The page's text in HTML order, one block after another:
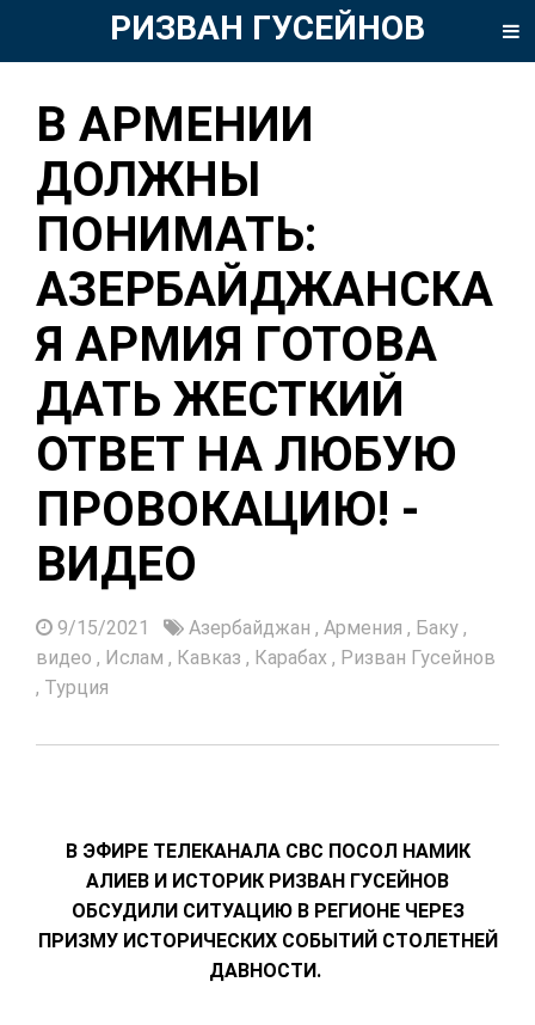
РИЗВАН ГУСЕЙНОВ
В АРМЕНИИ
ДОЛЖНЫ
ПОНИМАТЬ:
АЗЕРБАЙДЖАНСКА
Я АРМИЯ ГОТОВА
ДАТЬ ЖЕСТКИЙ
ОТВЕТ НА ЛЮБУЮ
ПРОВОКАЦИЮ! -
ВИДЕО
9/15/2021 Азербайджан , Армения , Баку ,
видео , Ислам , Кавказ , Карабах , Ризван Гусейнов
, Турция
В ЭФИРЕ ТЕЛЕКАНАЛА CBC ПОСОЛ НАМИК
АЛИЕВ И ИСТОРИК РИЗВАН ГУСЕЙНОВ
ОБСУДИЛИ СИТУАЦИЮ В РЕГИОНЕ ЧЕРЕЗ
ПРИЗМУ ИСТОРИЧЕСКИХ СОБЫТИЙ СТОЛЕТНЕЙ
ДАВНОСТИ.